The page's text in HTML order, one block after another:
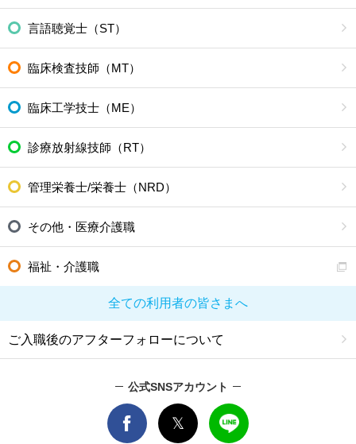
言語聴覚士（ST）
臨床検査技師（MT）
臨床工学技士（ME）
診療放射線技師（RT）
管理栄養士/栄養士（NRD）
その他・医療介護職
福祉・介護職
全ての利用者の皆さまへ
ご入職後のアフターフォローについて
公式SNSアカウント